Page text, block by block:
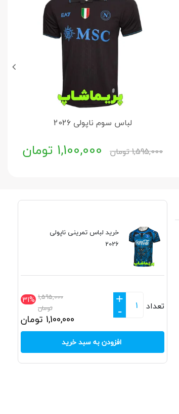
لباس سوم ناپولی 2026
1,595,000تومان 1,100,000 تومان
خرید لباس تمرینی ناپولی
2026
31% 1,595,000
تومان
1,100,000 تومان
تعداد
+
-
افزودن به سبد خرید